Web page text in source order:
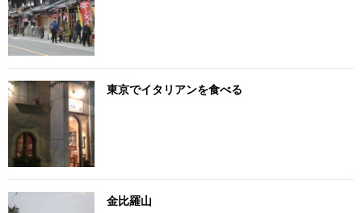
東京でイタリアンを食べる
金比羅山